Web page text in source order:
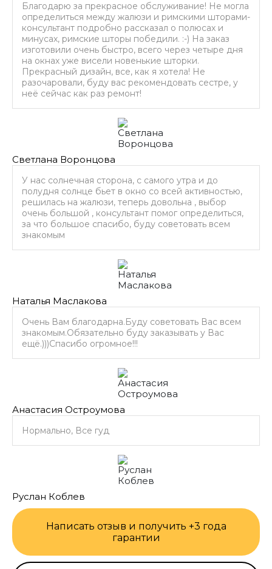
Благодарю за прекрасное обслуживание! Не могла
определиться между жалюзи и римскими шторами-
консультант подробно рассказал о полюсах и
минусах, римские шторы победили. :-) На заказ
изготовили очень быстро, всего через четыре дня
на окнах уже висели новенькие шторки.
Прекрасный дизайн, все, как я хотела! Не
разочаровали, буду вас рекомендовать сестре, у
неё сейчас как раз ремонт!
Светлана Воронцова
У нас солнечная сторона, с самого утра и до
полудня солнце бьет в окно со всей активностью,
решилась на жалюзи, теперь довольна , выбор
очень большой , консультант помог определиться,
за что большое спасибо, буду советовать всем
знакомым
Наталья Маслакова
Очень Вам благодарна.Буду советовать Вас всем
знакомым.Обязательно буду заказывать у Вас
ещё.)))Спасибо огромное!!!
Анастасия Остроумова
Нормально, Все гуд
Руслан Коблев
Написать отзыв и получить +3 года
гарантии